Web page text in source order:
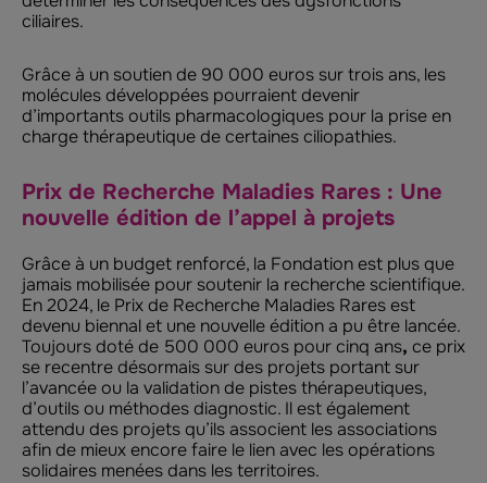
ciliaires.
Grâce à un soutien de 90 000 euros sur trois ans, les
molécules développées pourraient devenir
d’importants outils pharmacologiques pour la prise en
charge thérapeutique de certaines ciliopathies.
Prix de Recherche Maladies Rares : Une
nouvelle édition de l’appel à projets
Grâce à un budget renforcé, la Fondation est plus que
jamais mobilisée pour soutenir la recherche scientifique.
En 2024, le Prix de Recherche Maladies Rares est
devenu biennal et une nouvelle édition a pu être lancée.
Toujours doté de 500 000 euros pour cinq ans, ce prix
se recentre désormais sur des projets portant sur
l’avancée ou la validation de pistes thérapeutiques,
d’outils ou méthodes diagnostic. Il est également
attendu des projets qu’ils associent les associations
afin de mieux encore faire le lien avec les opérations
solidaires menées dans les territoires.